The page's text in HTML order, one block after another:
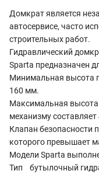
Домкрат является
автосервисе, часто
строительных работ.
Гидравлический
Sparta предназначен
Минимальная высота
160 мм.
Максимальная высота
механизму
Клапан безопасности
которого превышает
Модели Sparta
Тип бутылочный